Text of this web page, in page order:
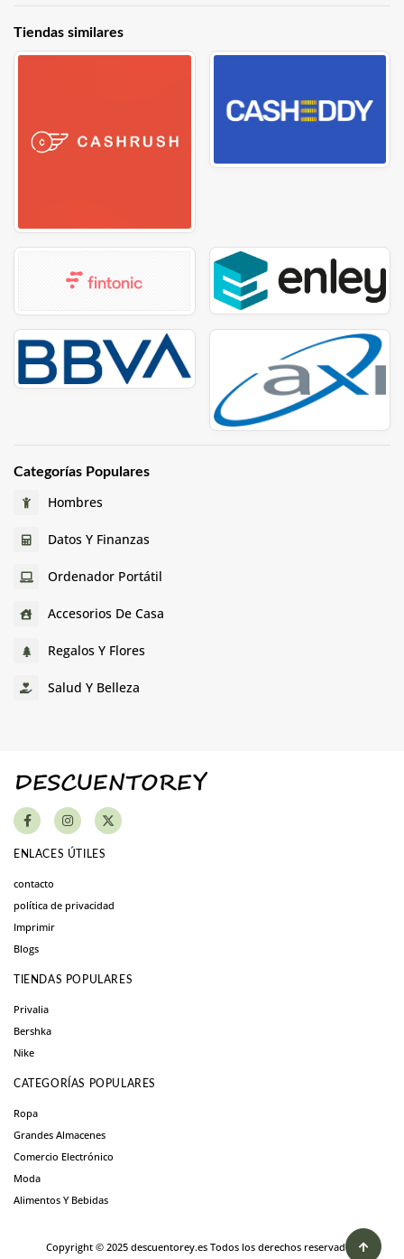
Tiendas similares
Categorías Populares
Hombres
Datos Y Finanzas
Ordenador Portátil
Accesorios De Casa
Regalos Y Flores
Salud Y Belleza
ENLACES ÚTILES
contacto
política de privacidad
Imprimir
Blogs
TIENDAS POPULARES
Privalia
Bershka
Nike
CATEGORÍAS POPULARES
Ropa
Grandes Almacenes
Comercio Electrónico
Moda
Alimentos Y Bebidas
Copyright © 2025 descuentorey.es Todos los derechos reservados.